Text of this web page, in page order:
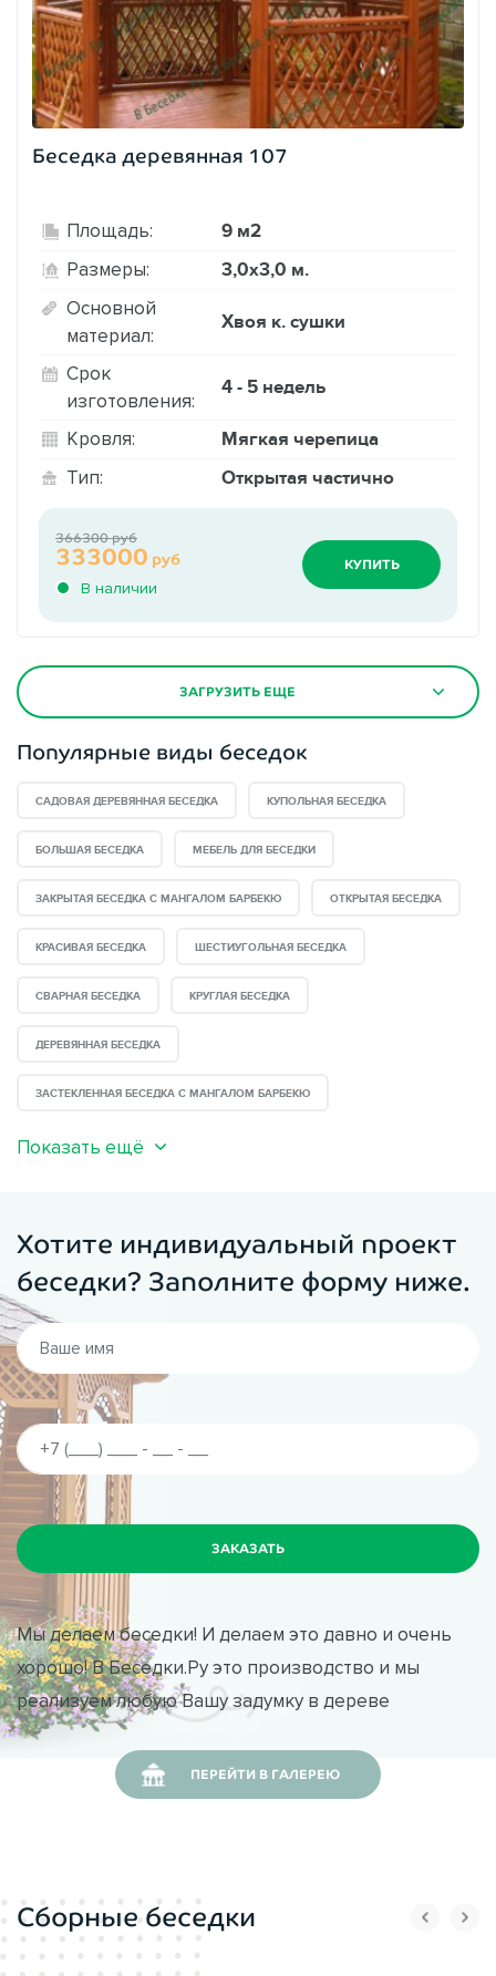
Беседка деревянная 107
Площадь: 9 м2
Размеры: 3,0х3,0 м.
Основной
материал:
Хвоя к. сушки
Срок
изготовления:
4 - 5 недель
Кровля: Мягкая черепица
Тип: Открытая частично
В наличии
333000 руб
366300 руб
КУПИТЬ
ЗАГРУЗИТЬ ЕЩЕ
Популярные виды беседок
САДОВАЯ ДЕРЕВЯННАЯ БЕСЕДКА КУПОЛЬНАЯ БЕСЕДКА
БОЛЬШАЯ БЕСЕДКА МЕБЕЛЬ ДЛЯ БЕСЕДКИ
ЗАКРЫТАЯ БЕСЕДКА С МАНГАЛОМ БАРБЕКЮ ОТКРЫТАЯ БЕСЕДКА
КРАСИВАЯ БЕСЕДКА ШЕСТИУГОЛЬНАЯ БЕСЕДКА
СВАРНАЯ БЕСЕДКА КРУГЛАЯ БЕСЕДКА
ДЕРЕВЯННАЯ БЕСЕДКА
ЗАСТЕКЛЕННАЯ БЕСЕДКА С МАНГАЛОМ БАРБЕКЮ
Показать ещё
Хотите индивидуальный проект
беседки? Заполните форму ниже.
Мы делаем беседки! И делаем это давно и очень
хорошо! В Беседки.Ру это производство и мы
реализуем любую Вашу задумку в дереве
ПЕРЕЙТИ В ГАЛЕРЕЮ
Сборные беседки